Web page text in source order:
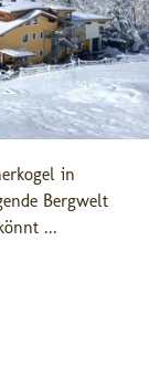
in
Bergwelt
...